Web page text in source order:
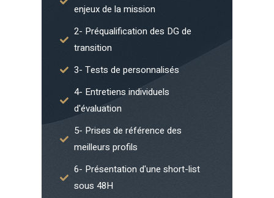
enjeux de la mission
2- Préqualification des DG de
transition
3- Tests de personnalisés
4- Entretiens individuels
d'évaluation
5- Prises de référence des
meilleurs profils
6- Présentation d'une short-list
sous 48H